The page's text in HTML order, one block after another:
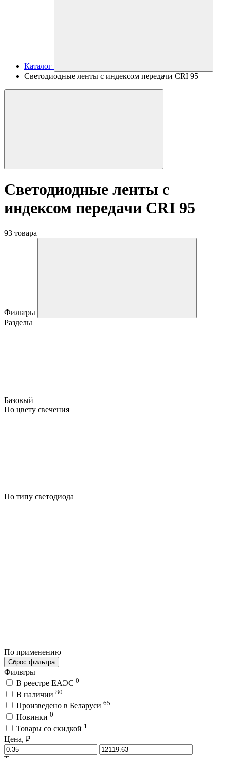
Каталог
Светодиодные ленты с индексом передачи CRI 95
Светодиодные ленты с
индексом передачи CRI 95
93 товара
Фильтры
Разделы
Базовый
По цвету свечения
По типу светодиода
По применению
Сброс фильтра
Фильтры
В реестре ЕАЭС 0
В наличии 80
Произведено в Беларуси 65
Новинки 0
Товары со скидкой 1
Цена, ₽